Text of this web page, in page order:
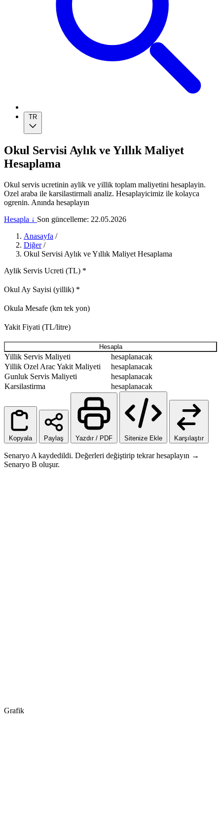
TR
Okul Servisi Aylık ve Yıllık Maliyet
Hesaplama
Okul servis ucretinin aylik ve yillik toplam maliyetini hesaplayin.
Ozel araba ile karsilastirmali analiz. Hesaplayicimiz ile kolayca
ogrenin. Anında hesaplayın
Hesapla ↓ Son güncelleme: 22.05.2026
Anasayfa /
Diğer /
Okul Servisi Aylık ve Yıllık Maliyet Hesaplama
Aylik Servis Ucreti (TL) *
Okul Ay Sayisi (yillik) *
Okula Mesafe (km tek yon)
Yakit Fiyati (TL/litre)
Hesapla
Yillik Servis Maliyeti
hesaplanacak
Yillik Ozel Arac Yakit Maliyeti
hesaplanacak
Gunluk Servis Maliyeti
hesaplanacak
Karsilastirma
hesaplanacak
Kopyala Paylaş Yazdır / PDF Sitenize Ekle Karşılaştır
Senaryo A kaydedildi. Değerleri değiştirip tekrar hesaplayın →
Senaryo B oluşur.
Grafik